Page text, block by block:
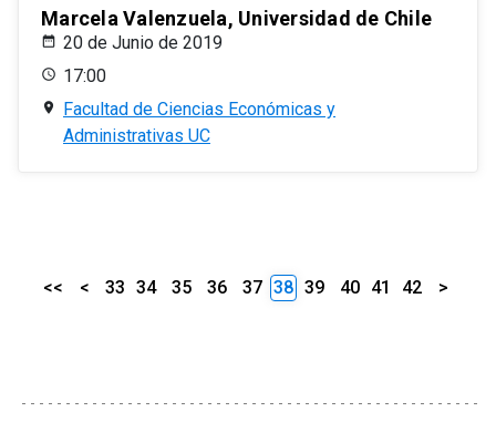
Marcela Valenzuela, Universidad de Chile
20 de Junio de 2019
17:00
Facultad de Ciencias Económicas y
Administrativas UC
<< < 33 34 35 36 37 38 39 40 41 42 >